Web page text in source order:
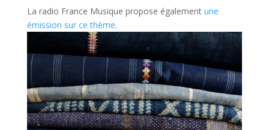
La radio France Musique propose également une
émission sur ce thème.